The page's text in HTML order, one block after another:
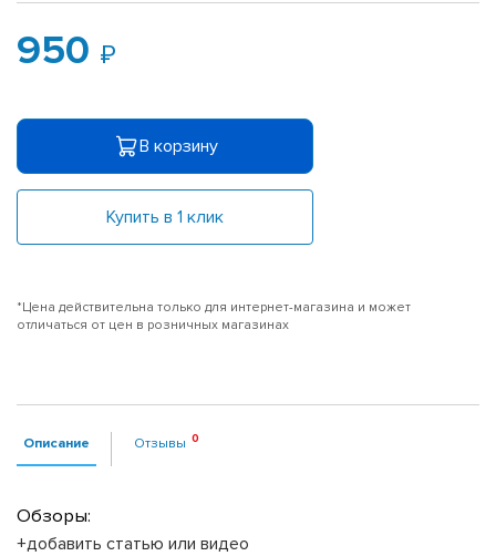
950
В корзину
Купить в 1 клик
*Цена действительна только для интернет-магазина и может
отличаться от цен в розничных магазинах
Описание Отзывы
Обзоры:
+добавить статью или видео